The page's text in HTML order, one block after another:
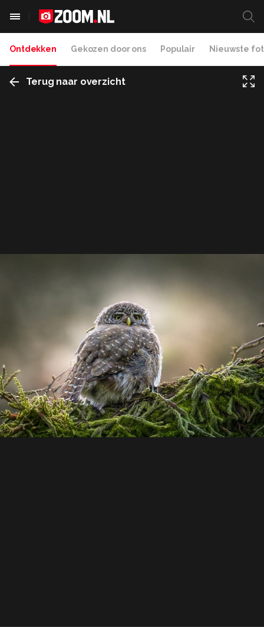
Ontdekken Gekozen door ons Populair Nieuwste
Terug naar overzicht